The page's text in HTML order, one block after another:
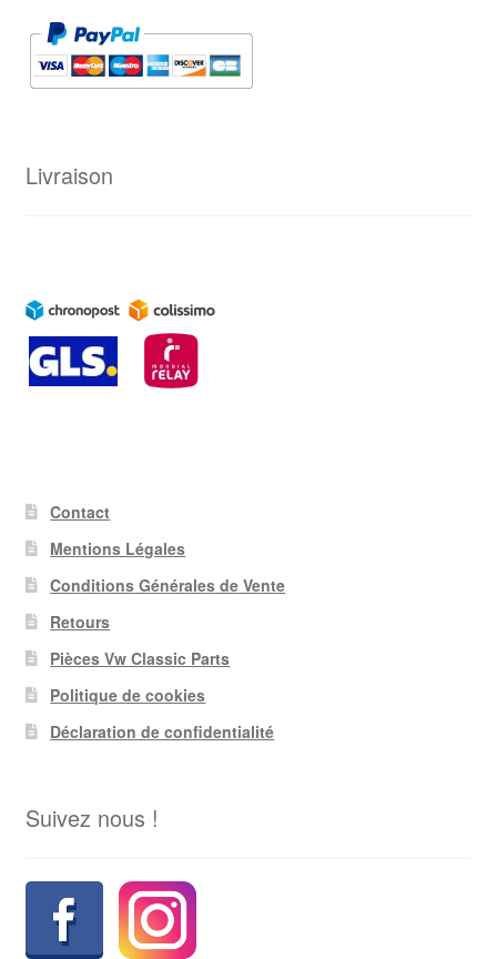
Livraison
Contact
Mentions Légales
Conditions Générales de Vente
Retours
Pièces Vw Classic Parts
Politique de cookies
Déclaration de confidentialité
Suivez nous !